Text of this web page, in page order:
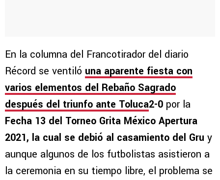
En la columna del Francotirador del diario
Récord se ventiló una aparente fiesta con
varios elementos del Rebaño Sagrado
después del triunfo ante Toluca2-0 por la
Fecha 13 del Torneo Grita México Apertura
2021, la cual se debió al casamiento del Gru y
aunque algunos de los futbolistas asistieron a
la ceremonia en su tiempo libre, el problema se